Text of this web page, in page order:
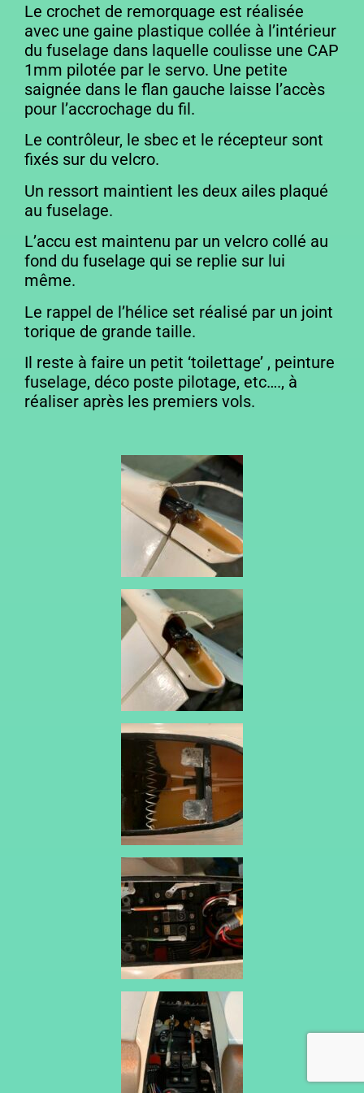
Le crochet de remorquage est réalisée
avec une gaine plastique collée à l’intérieur
du fuselage dans laquelle coulisse une CAP
1mm pilotée par le servo. Une petite
saignée dans le flan gauche laisse l’accès
pour l’accrochage du fil.
Le contrôleur, le sbec et le récepteur sont
fixés sur du velcro.
Un ressort maintient les deux ailes plaqué
au fuselage.
L’accu est maintenu par un velcro collé au
fond du fuselage qui se replie sur lui
même.
Le rappel de l’hélice set réalisé par un joint
torique de grande taille.
Il reste à faire un petit ‘toilettage’ , peinture
fuselage, déco poste pilotage, etc…., à
réaliser après les premiers vols.